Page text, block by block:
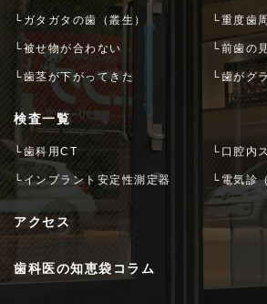
└ガタガタの歯（叢生） └重度歯
└被せ物が合わない └前歯の
└歯茎が下がってきた └歯がグ
検査一覧
└歯科用CT └口腔内
└インプラント安定性測定器 └電気診
アクセス
歯科医の知恵袋コラム